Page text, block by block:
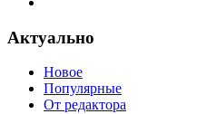
Актуально
Новое
Популярные
От редактора